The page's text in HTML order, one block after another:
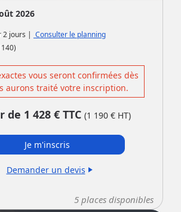
2026
2 jours | Consulter le planning
vous seront confirmées dès
aurons traité votre inscription.
de 1 428 € TTC (1 190 € HT)
Je m'inscris
Demander un devis play_arrow
5 places disponibles